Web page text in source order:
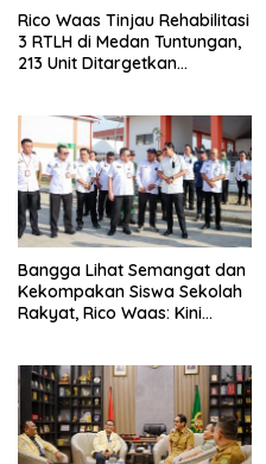
Rico Waas Tinjau Rehabilitasi
3 RTLH di Medan Tuntungan,
213 Unit Ditargetkan
Bangga Lihat Semangat dan
Kekompakan Siswa Sekolah
Rakyat, Rico Waas: Kini